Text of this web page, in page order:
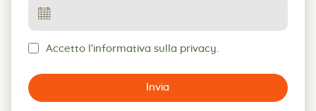
Accetto l'informativa sulla privacy.
Invia